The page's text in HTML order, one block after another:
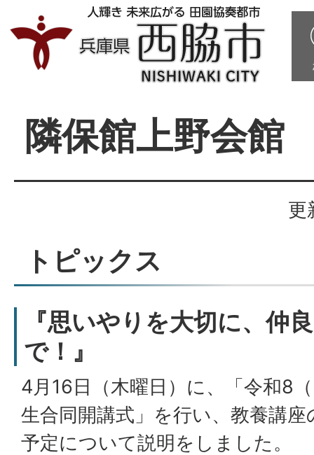
隣保館上野会館
更
トピックス
『思いやりを大切に、仲
で！』
4月16日（木曜日）に、「令和8
生合同開講式」を行い、教養講
予定について説明をしました。